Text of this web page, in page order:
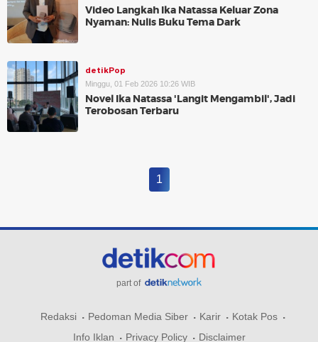
Video Langkah Ika Natassa Keluar Zona
Nyaman: Nulis Buku Tema Dark
detikPop
Minggu, 01 Feb 2026 10:26 WIB
Novel Ika Natassa 'Langit Mengambil', Jadi
Terobosan Terbaru
1
part of
Redaksi Pedoman Media Siber Karir
Kotak Pos
Info Iklan
Privacy Policy Disclaimer